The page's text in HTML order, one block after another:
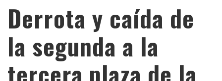
Derrota y caída de
la segunda a la
tercera plaza de la